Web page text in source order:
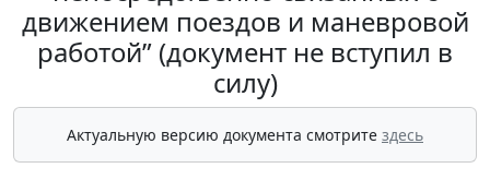
движением поездов и маневровой
работой” (документ не вступил в
силу)
Актуальную версию документа смотрите здесь